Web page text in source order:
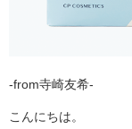
-from寺崎友希-
こんにちは。